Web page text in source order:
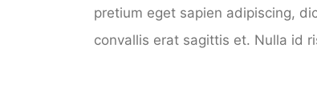
pretium eget sapien adipiscing,
convallis erat sagittis et. Nulla id